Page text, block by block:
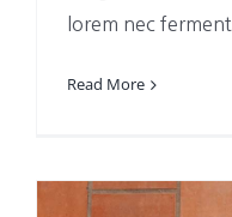
lorem nec
Read More